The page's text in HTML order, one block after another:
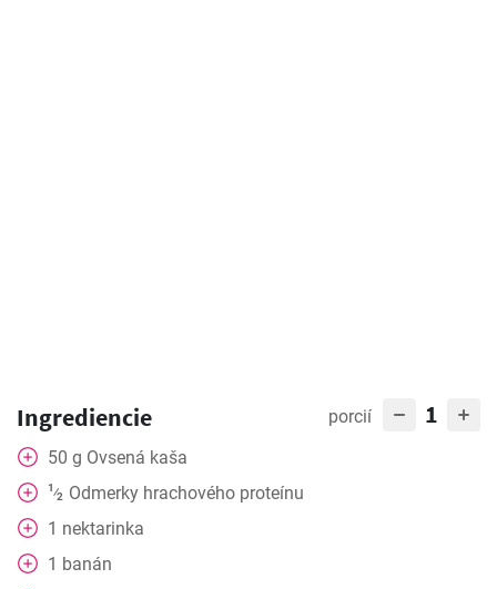
Ingrediencie porcií 1
50 g Ovsená kaša
1⁄2
Odmerky hrachového proteínu
1 nektarinka
1 banán